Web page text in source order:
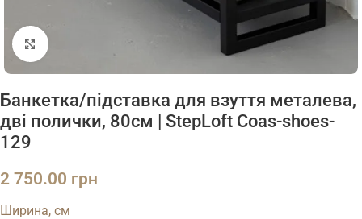
Натисніть, щоб збільшити
Банкетка/підставка для взуття металева,
дві полички, 80см | StepLoft Coas-shoes-
129
2 750.00 грн
Ширина, см